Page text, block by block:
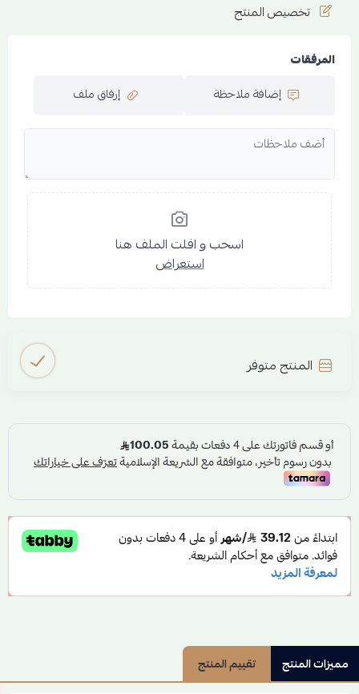
تخصيص المنتج
المرفقات
إضافة ملاحظة
إرفاق ملف
اسحب و افلت الملف هنا
استعراض
المنتج متوفر
مميزات المنتج تقييم المنتج